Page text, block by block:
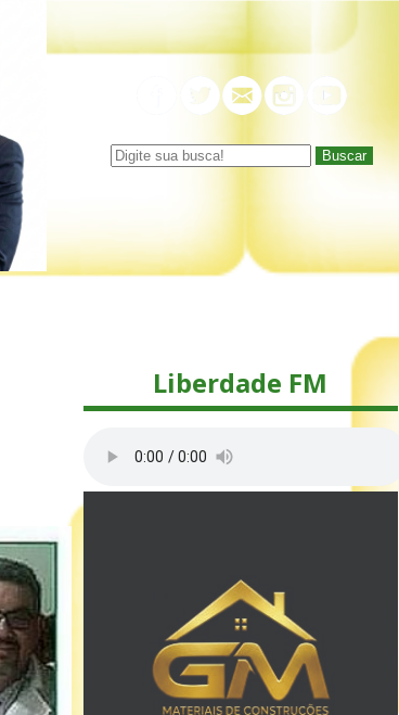
Buscar
Liberdade FM